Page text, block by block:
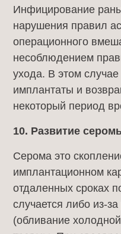
Инфицирование
нарушения правил
операционного
несоблюдением
ухода. В этом
имплантаты и
некоторый период
10. Развитие
Серома это
имплантационном
отдаленных сроках
случается либо из-
(обливание